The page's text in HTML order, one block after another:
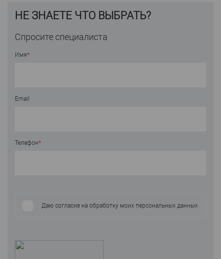
НЕ ЗНАЕТЕ ЧТО ВЫБРАТЬ?
Спросите специалиста
Имя*
Email
Телефон*
Даю согласие на обработку моих персональных данных